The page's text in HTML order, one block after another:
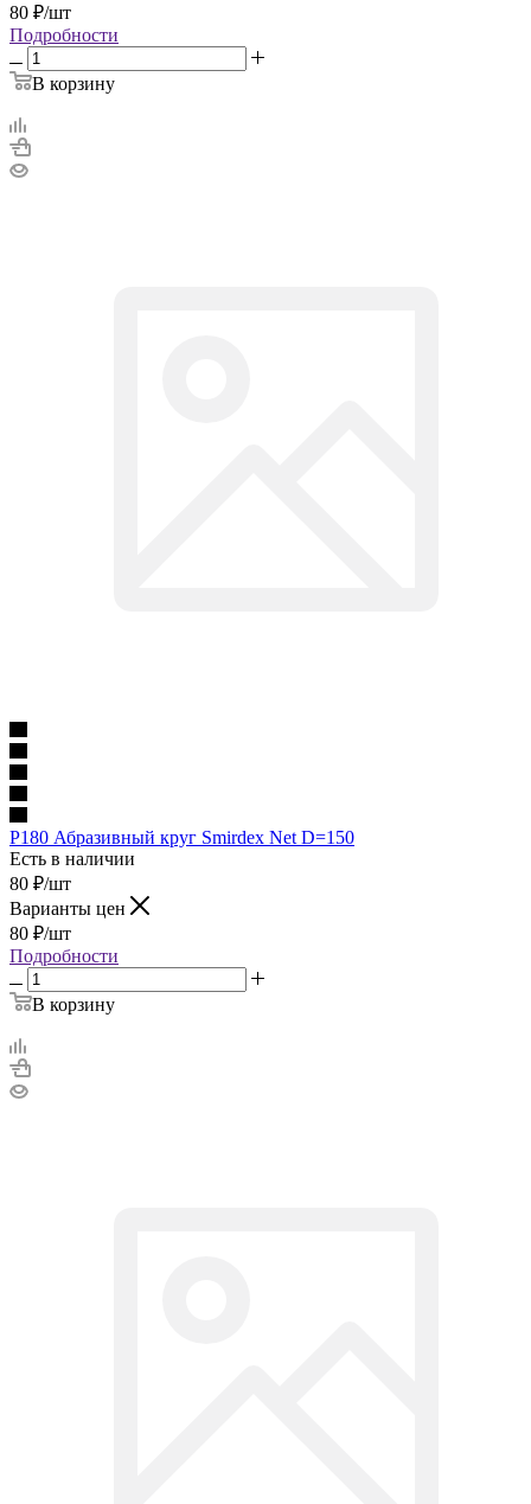
80 ₽/шт
Подробности
В корзину
P180 Абразивный круг Smirdex Net D=150
Есть в наличии
80 ₽/шт
Варианты цен
80 ₽/шт
Подробности
В корзину